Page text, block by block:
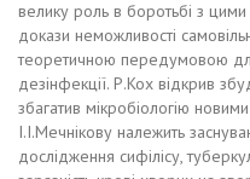
велику роль в боротьбі з
докази неможливості
теоретичною передумовою для
дезінфекції. Р.Кох відкрив
збагатив мікробіологію
І.І.Мечнікову належить
дослідження сифілісу,